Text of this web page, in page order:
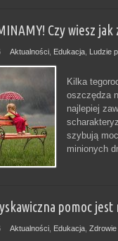
Czy wiesz
Aktualności, Edukacja, Ludzie
Kilka
oszczędza
najlepiej
szybują
minionych
pomoc
Aktualności, Edukacja, Zdrowie